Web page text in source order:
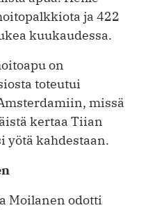
ja 422
kuukaudessa.
on
toteutui
missä
kertaa Tiian
yötä kahdestaan.
Moilanen odotti